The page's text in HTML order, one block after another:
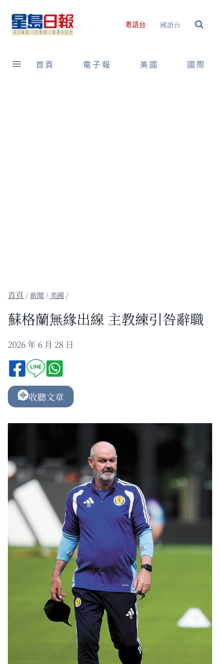
content
粵語台 國語台
首頁 電子報 美國 國際
/新聞 / 美國 /
蘇格蘭無緣出線 主教練引咎辭職
2026 年 6 月 28 日
收聽文章